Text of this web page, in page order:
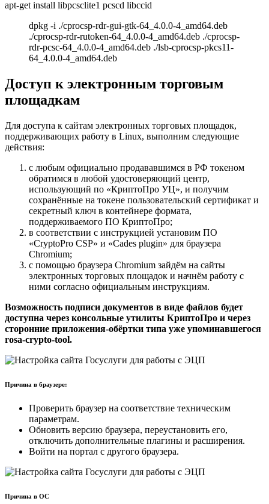
apt-get install libpcsclite1 pcscd libccid
dpkg -i ./cprocsp-rdr-gui-gtk-64_4.0.0-4_amd64.deb
./cprocsp-rdr-rutoken-64_4.0.0-4_amd64.deb ./cprocsp-
rdr-pcsc-64_4.0.0-4_amd64.deb ./lsb-cprocsp-pkcs11-
64_4.0.0-4_amd64.deb
Доступ к электронным торговым
площадкам
Для доступа к сайтам электронных торговых площадок,
поддерживающих работу в Linux, выполним следующие
действия:
с любым официально продававшимся в РФ токеном
обратимся в любой удостоверяющий центр,
использующий по «КриптоПро УЦ», и получим
сохранённые на токене пользовательский сертификат и
секретный ключ в контейнере формата,
поддерживаемого ПО КриптоПро;
в соответствии с инструкцией установим ПО
«CryptoPro CSP» и «Cades plugin» для браузера
Chromium;
с помощью браузера Chromium зайдём на сайты
электронных торговых площадок и начнём работу с
ними согласно официальным инструкциям.
Возможность подписи документов в виде файлов будет
доступна через консольные утилиты КриптоПро и через
сторонние приложения-обёртки типа уже упоминавшегося
rosa-crypto-tool.
Причина в браузере:
Проверить браузер на соответствие техническим
параметрам.
Обновить версию браузера, переустановить его,
отключить дополнительные плагины и расширения.
Войти на портал с другого браузера.
Причина в ОС